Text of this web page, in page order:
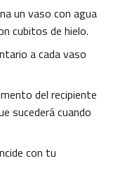
un vaso con agua
cubitos de hielo.
a cada vaso
del recipiente
sucederá cuando
con tu